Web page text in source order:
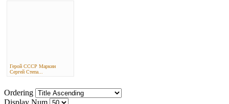
Герой СССР Маркин
Сергей Степа...
Ordering